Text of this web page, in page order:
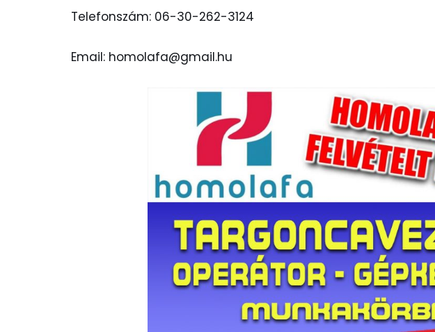
Telefonszám: 06-30-262-3124
Email: homolafa@gmail.hu